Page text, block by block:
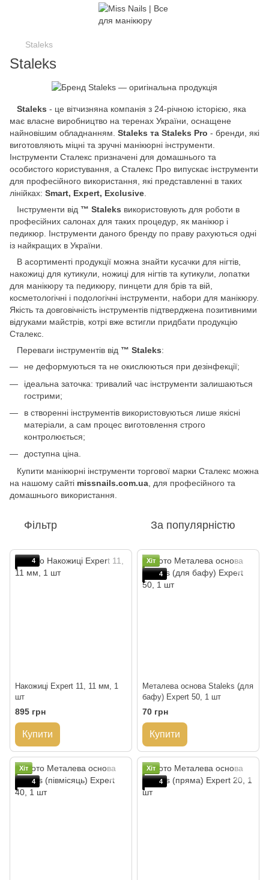
Staleks
Staleks
Staleks - це вітчизняна компанія з 24-річною історією, яка
має власне виробництво на теренах України, оснащене
найновішим обладнанням. Staleks та Staleks Pro - бренди, які
виготовляють міцні та зручні манікюрні інструменти.
Інструменти Сталекс призначені для домашнього та
особистого користування, а Сталекс Про випускає інструменти
для професійного використання, які представленні в таких
лінійках: Smart, Expert, Exclusive.
Інструменти від ™ Staleks використовують для роботи в
професійних салонах для таких процедур, як манікюр і
педикюр. Інструменти даного бренду по праву рахуються одні
із найкращих в України.
В асортименті продукції можна знайти кусачки для нігтів,
накожиці для кутикули, ножиці для нігтів та кутикули, лопатки
для манікюру та педикюру, пинцети для брів та вій,
косметологічні і подологічні інструменти, набори для манікюру.
Якість та довговічність інструментів підтверджена позитивними
відгуками майстрів, котрі вже встигли придбати продукцію
Сталекс.
Переваги інструментів від ™ Staleks:
не деформуються та не окислюються при дезінфекції;
ідеальна заточка: тривалий час інструменти залишаються
гострими;
в створенні інструментів використовуються лише якісні
матеріали, а сам процес виготовлення строго
контролюється;
доступна ціна.
Купити манікюрні інструменти торгової марки Сталекс можна
на нашому сайті missnails.com.ua , для професійного та
домашнього використання.
Фільтр За популярністю
4
Накожиці Expert 11, 11 мм, 1
шт
895 грн
Купити
Хіт
4
Металева основа Staleks (для
бафу) Expert 50, 1 шт
70 грн
Купити
Хіт
4
Хіт
4